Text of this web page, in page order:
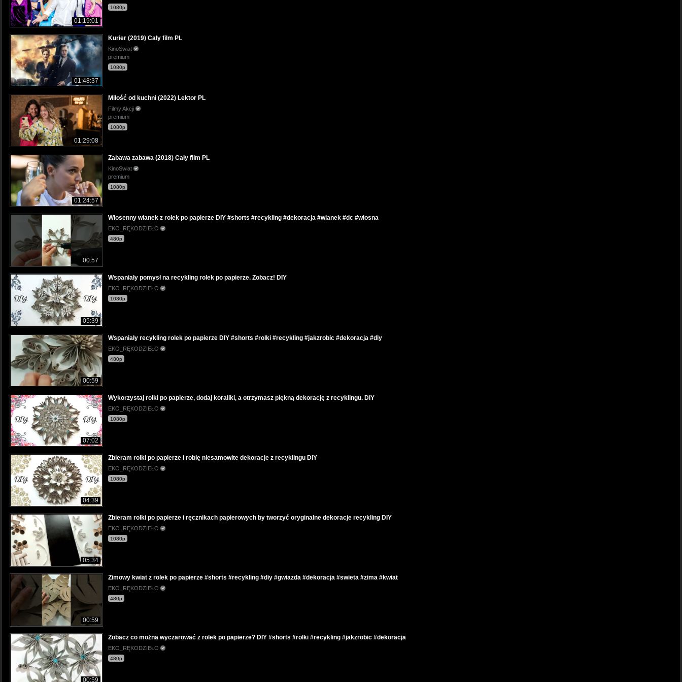
01:19:01
1080p
01:48:37
Kurier (2019) Cały film PL
KinoSwiat
premium
1080p
01:29:08
Miłość od kuchni (2022) Lektor PL
Filmy Akcji
premium
1080p
01:24:57
Zabawa zabawa (2018) Cały film PL
KinoSwiat
premium
1080p
00:57
Wiosenny wianek z rolek po papierze DIY #shorts #recykling #dekoracja #wianek #dc #wiosna
EKO_RĘKODZIEŁO
480p
05:39
Wspaniały pomysł na recykling rolek po papierze. Zobacz! DIY
EKO_RĘKODZIEŁO
1080p
00:59
Wspaniały recykling rolek po papierze DIY #shorts #rolki #recykling #jakzrobic #dekoracja #diy
EKO_RĘKODZIEŁO
480p
07:02
Wykorzystaj rolki po papierze, dodaj koraliki, a otrzymasz piękną dekorację z recyklingu. DIY
EKO_RĘKODZIEŁO
1080p
04:39
Zbieram rolki po papierze i robię niesamowite dekoracje z recyklingu DIY
EKO_RĘKODZIEŁO
1080p
05:34
Zbieram rolki po papierze i ręcznikach papierowych by tworzyć oryginalne dekoracje recykling DIY
EKO_RĘKODZIEŁO
1080p
00:59
Zimowy kwiat z rolek po papierze #shorts #recykling #diy #gwiazda #dekoracja #swieta #zima #kwiat
EKO_RĘKODZIEŁO
480p
00:59
Zobacz co można wyczarować z rolek po papierze? DIY #shorts #rolki #recykling #jakzrobic #dekoracja
EKO_RĘKODZIEŁO
480p